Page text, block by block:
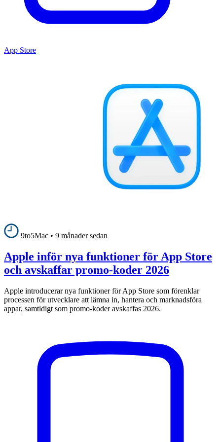
App Store
9to5Mac • 9 månader sedan
Apple inför nya funktioner för App Store
och avskaffar promo-koder 2026
Apple introducerar nya funktioner för App Store som förenklar
processen för utvecklare att lämna in, hantera och marknadsföra
appar, samtidigt som promo-koder avskaffas 2026.